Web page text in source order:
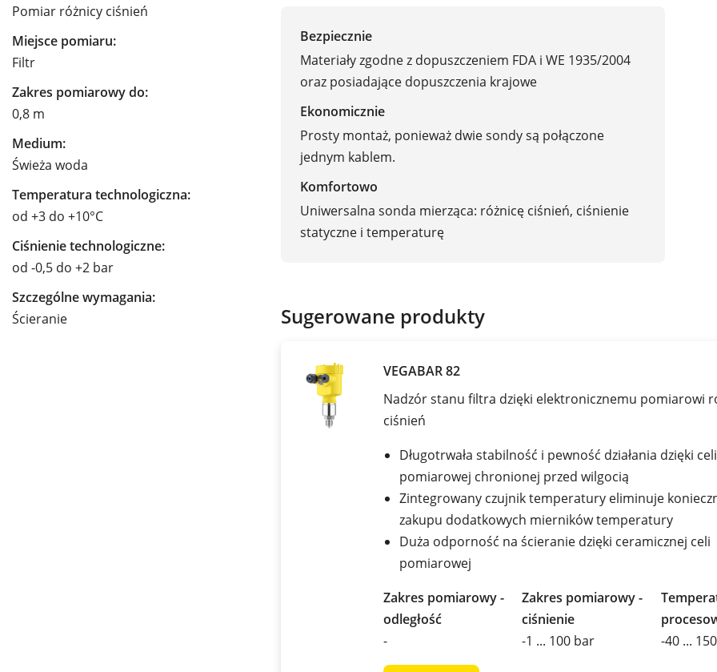
Pomiar różnicy ciśnień
Miejsce pomiaru:
Filtr
Zakres pomiarowy do:
0,8 m
Medium:
Świeża woda
Temperatura technologiczna:
od +3 do +10°C
Ciśnienie technologiczne:
od -0,5 do +2 bar
Szczególne wymagania:
Ścieranie
Bezpiecznie
Materiały zgodne z dopuszczeniem FDA i WE 1935/2004
oraz posiadające dopuszczenia krajowe
Ekonomicznie
Prosty montaż, ponieważ dwie sondy są połączone
jednym kablem.
Komfortowo
Uniwersalna sonda mierząca: różnicę ciśnień, ciśnienie
statyczne i temperaturę
Sugerowane produkty
VEGABAR 82
Nadzór stanu filtra dzięki elektronicznemu pomiarowi
ciśnień
Długotrwała stabilność i pewność działania dzięki celi
pomiarowej chronionej przed wilgocią
Zintegrowany czujnik temperatury eliminuje
zakupu dodatkowych mierników temperatury
Duża odporność na ścieranie dzięki ceramicznej celi
pomiarowej
Zakres pomiarowy -
odległość
-
Zakres pomiarowy -
ciśnienie
-1 ... 100 bar
-40 ...